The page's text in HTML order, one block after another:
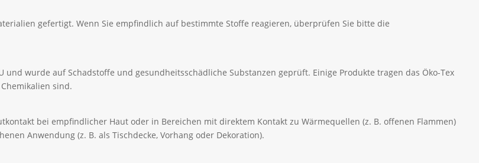
gefertigt. Wenn Sie empfindlich auf bestimmte Stoffe reagieren, überprüfen Sie bitte die
wurde auf Schadstoffe und gesundheitsschädliche Substanzen geprüft. Einige Produkte tragen das Öko-Tex
sind.
bei empfindlicher Haut oder in Bereichen mit direktem Kontakt zu Wärmequellen (z. B. offenen Flammen)
Anwendung (z. B. als Tischdecke, Vorhang oder Dekoration).